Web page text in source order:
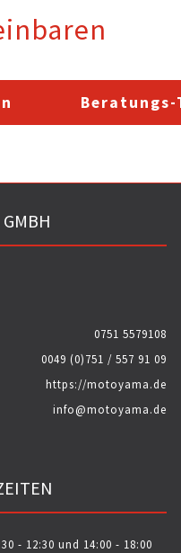
0751 5579108
0049 (0)751 / 557 91 09
https://motoyama.de
info@motoyama.de
- 12:30 und 14:00 - 18:00